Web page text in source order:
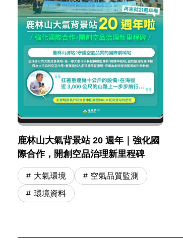
鹿林山大氣背景站 20 週年｜強化國
際合作，開創空品治理新里程碑
大氣環境 空氣品質監測
環境資料